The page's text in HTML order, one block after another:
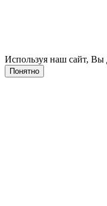
Используя наш сайт, Вы
Понятно